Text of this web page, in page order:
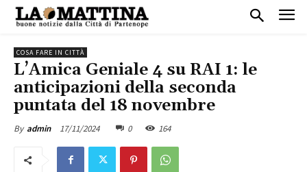
COSA FARE IN CITTÀ
L’Amica Geniale 4 su RAI 1: le
anticipazioni della seconda
puntata del 18 novembre
By admin 17/11/2024 0 164